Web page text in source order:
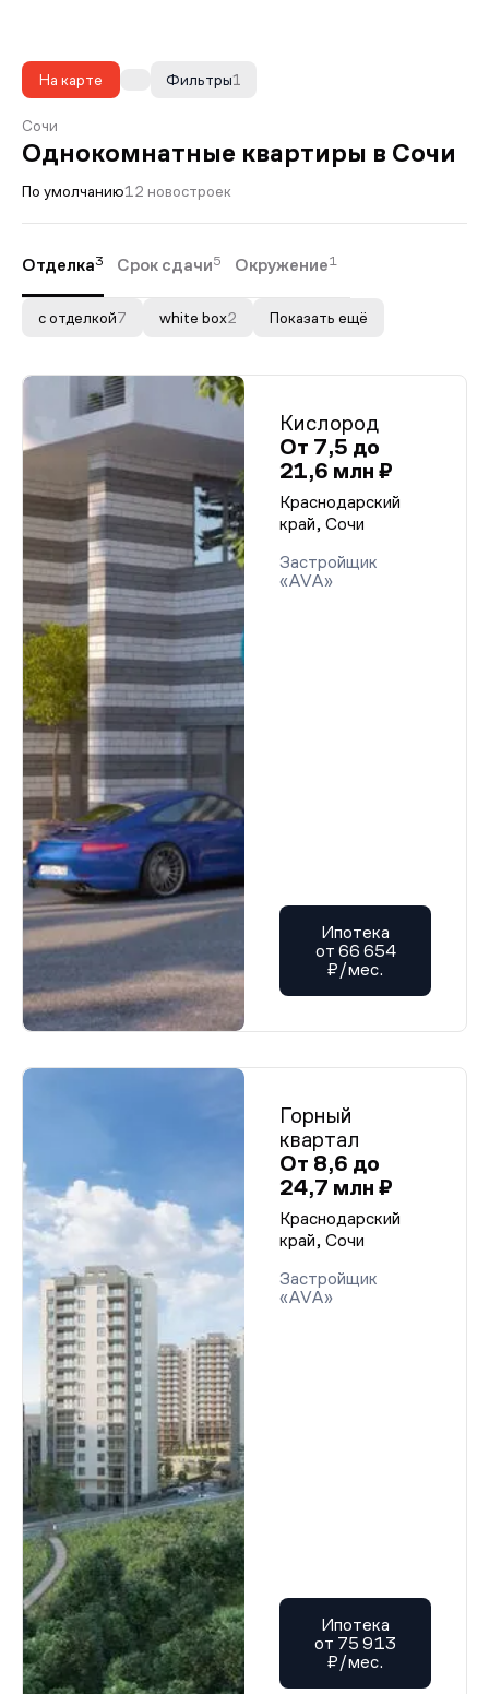
На карте 1
Фильтры
Сочи
Однокомнатные квартиры в Сочи
По умолчанию12 новостроек
Отделка3 Срок сдачи5 Окружение1
с отделкой7 white box2 Показать ещё
Кислород
От 7,5 до
21,6 млн ₽
Краснодарский
край, Сочи
Застройщик
«AVA»
Ипотека
от 66 654
₽/мес.
Горный
квартал
От 8,6 до
24,7 млн ₽
Краснодарский
край, Сочи
Застройщик
«AVA»
Ипотека
от 75 913
₽/мес.